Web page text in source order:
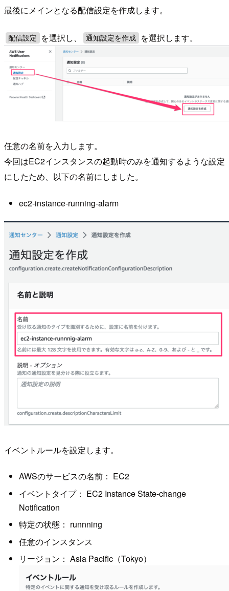
最後にメインとなる配信設定を作成します。
配信設定 を選択し、 通知設定を作成 を選択します。
任意の名前を入力します。
今回はEC2インスタンスの起動時のみを通知するような設定
にしたため、以下の名前にしました。
ec2-instance-running-alarm
イベントルールを設定します。
AWSのサービスの名前： EC2
イベントタイプ： EC2 Instance State-change
Notification
特定の状態： runnning
任意のインスタンス
リージョン： Asia Pacific（Tokyo）